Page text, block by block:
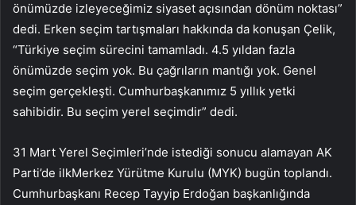
önümüzde izleyeceğimiz siyaset açısından dönüm noktası”
dedi. Erken seçim tartışmaları hakkında da konuşan Çelik,
“Türkiye seçim sürecini tamamladı. 4.5 yıldan fazla
önümüzde seçim yok. Bu çağrıların mantığı yok. Genel
seçim gerçekleşti. Cumhurbaşkanımız 5 yıllık yetki
sahibidir. Bu seçim yerel seçimdir” dedi.
31 Mart Yerel Seçimleri’nde istediği sonucu alamayan AK
Parti’de ilkMerkez Yürütme Kurulu (MYK) bugün toplandı.
Cumhurbaşkanı Recep Tayyip Erdoğan başkanlığında